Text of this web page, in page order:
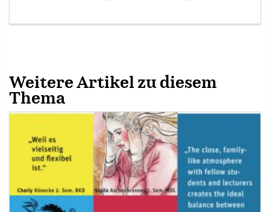
Weitere Artikel zu diesem
Thema